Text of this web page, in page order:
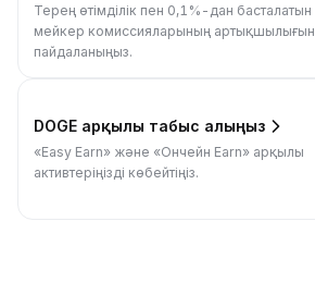
Терең өтімділік пен 0,1%-дан басталатын
мейкер комиссияларының артықшылығын
пайдаланыңыз.
DOGE арқылы табыс алыңыз
«Easy Earn» және «Ончейн Earn» арқылы
активтеріңізді көбейтіңіз.